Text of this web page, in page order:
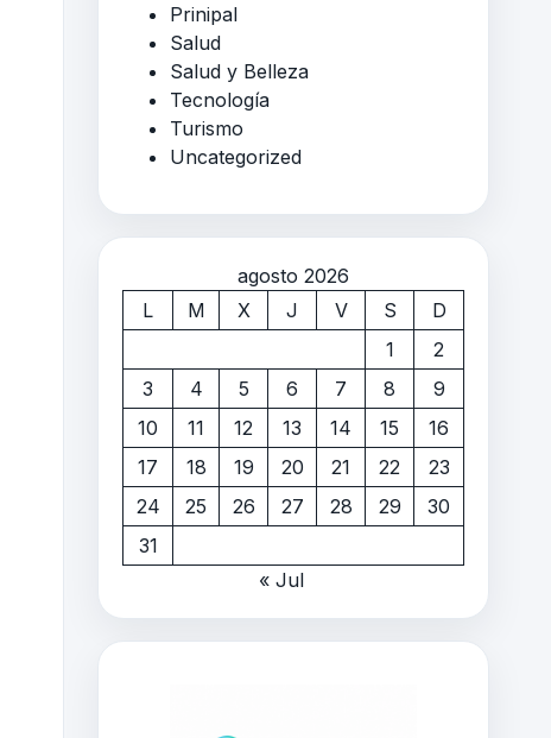
Prinipal
Salud
Salud y Belleza
Tecnología
Turismo
Uncategorized
agosto 2026
L
M X J V S
D
1
2
3
4 5 6 7 8
9
10
11 12 13 14 15
16
17
18 19 20 21 22
23
24
25 26 27 28 29
30
31
« Jul